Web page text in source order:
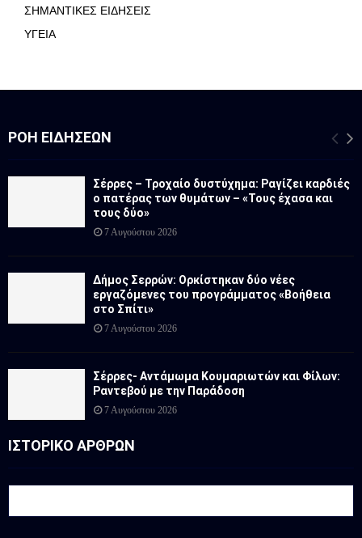
ΣΗΜΑΝΤΙΚΕΣ ΕΙΔΗΣΕΙΣ
ΥΓΕΙΑ
ΡΟΉ ΕΙΔΉΣΕΩΝ
Σέρρες – Τροχαίο δυστύχημα: Ραγίζει καρδιές
ο πατέρας των θυμάτων – «Τους έχασα και
τους δύο»
7 Αυγούστου 2026
Δήμος Σερρών: Ορκίστηκαν δύο νέες
εργαζόμενες του προγράμματος «Βοήθεια
στο Σπίτι»
7 Αυγούστου 2026
Σέρρες- Αντάμωμα Κουμαριωτών και Φίλων:
Ραντεβού με την Παράδοση
7 Αυγούστου 2026
ΙΣΤΟΡΙΚΟ ΑΡΘΡΩΝ